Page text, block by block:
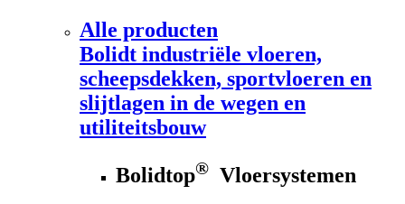
Alle producten
Bolidt industriële vloeren,
scheepsdekken, sportvloeren en
slijtlagen in de wegen en
utiliteitsbouw
Bolidtop® Vloersystemen